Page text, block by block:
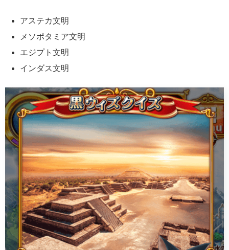
アステカ文明
メソポタミア文明
エジプト文明
インダス文明